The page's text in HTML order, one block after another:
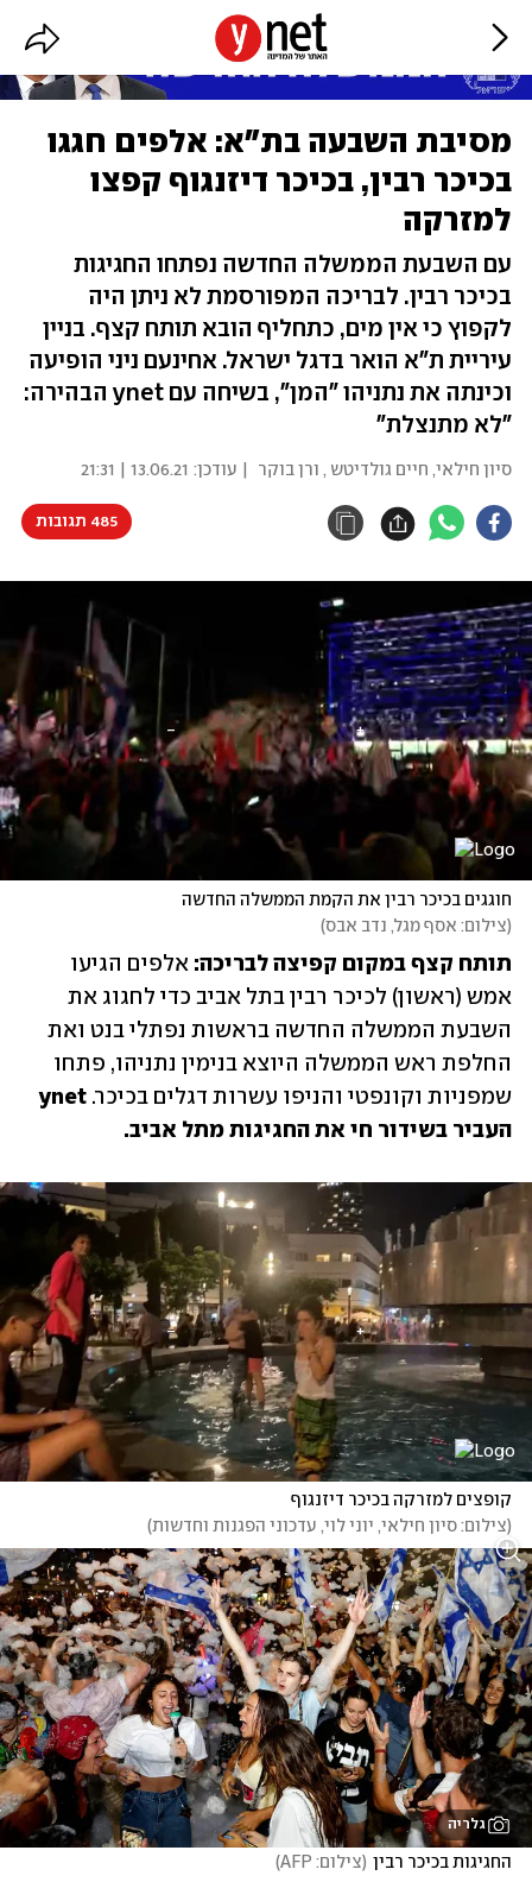
מסיבת השבעה בת"א: אלפים חגגו
בכיכר רבין, בכיכר דיזנגוף קפצו
למזרקה
עם השבעת הממשלה החדשה נפתחו החגיגות
בכיכר רבין. לבריכה המפורסמת לא ניתן היה
לקפוץ כי אין מים, כתחליף הובא תותח קצף. בניין
עיריית ת"א הואר בדגל ישראל. אחינעם ניני הופיעה
וכינתה את נתניהו "המן", בשיחה עם ynet הבהירה:
"לא מתנצלת"
סיון חילאי, חיים גולדיטש , ורן בוקר | עודכן: 13.06.21 | 21:31
485 תגובות
חוגגים בכיכר רבין את הקמת הממשלה החדשה
(צילום: אסף מגל, נדב אבס)
תותח קצף במקום קפיצה לבריכה:
שמפניות וקונפטי והניפו עשרות דגלים בכיכר.
העביר בשידור חי את החגיגות מתל אביב.
קופצים למזרקה בכיכר דיזנגוף
(צילום: סיון חילאי, יוני לוי, עדכוני הפגנות וחדשות)
גלריה
החגיגות בכיכר רבין (צילום: AFP )